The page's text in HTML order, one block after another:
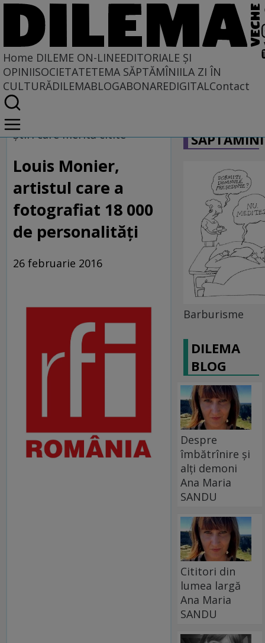
Home DILEME ON-LINEEDITORIALE ȘI
OPINIISOCIETATETEMA SĂPTĂMÎNIILA ZI ÎN
CULTURĂDILEMABLOGABONAREDIGITALContact
Home
Dileme on-line
Ştiri care merită citite
Louis Monier,
artistul care a
fotografiat 18 000
de personalităţi
26 februarie 2016
Barburisme
DILEMA
BLOG
Despre
îmbătrînire și
alți demoni
Ana Maria
SANDU
Cititori din
lumea largă
Ana Maria
SANDU